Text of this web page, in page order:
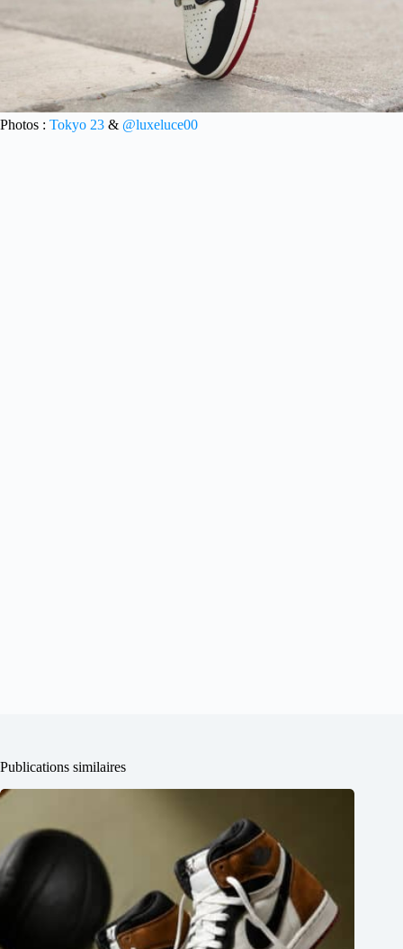
Photos : Tokyo 23 & @luxeluce00
Publications similaires